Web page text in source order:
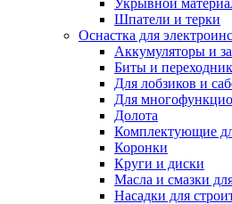
Шпатели и терки
Оснастка для
Аккумуляторы и
Биты и
Для лобзиков и
Для
Долота
Комплектующие
Коронки
Круги и диски
Масла и смазки
Насадки для